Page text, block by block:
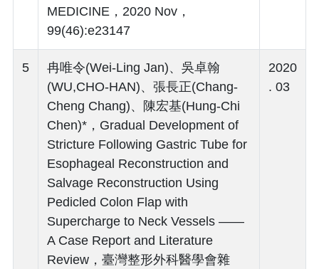
MEDICINE，2020 Nov，
99(46):e23147
5
冉唯令(Wei-Ling Jan)、吳卓翰
(WU,CHO-HAN)、張長正(Chang-
Cheng Chang)、陳宏基(Hung-Chi
Chen)*，Gradual Development of
Stricture Following Gastric Tube for
Esophageal Reconstruction and
Salvage Reconstruction Using
Pedicled Colon Flap with
Supercharge to Neck Vessels ――
A Case Report and Literature
Review，臺灣整形外科醫學會雜
2020
. 03